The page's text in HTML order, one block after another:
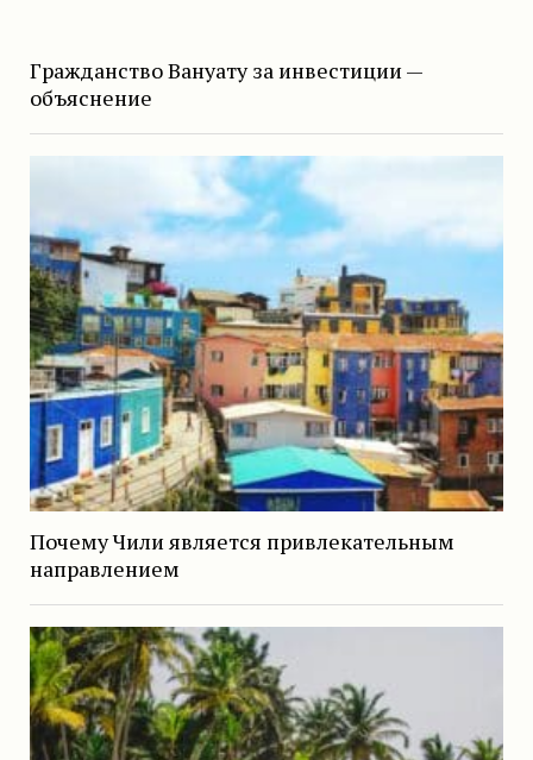
Гражданство Вануату за инвестиции —
объяснение
Почему Чили является привлекательным
направлением